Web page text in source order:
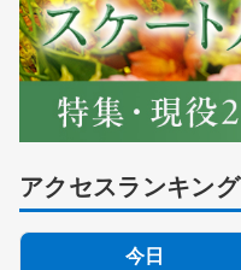
アクセスランキング
今日